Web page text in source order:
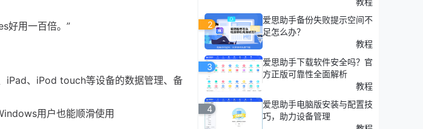
好用一百倍。”
iPad、iPod touch等设备的数据管理、备
用户也能顺滑使用
2
爱思助手备份失败提示空间不
足怎么办？
教程
3
爱思助手下载软件安全吗？官
方正版可靠性全面解析
教程
4
爱思助手电脑版安装与配置技
巧，助力设备管理